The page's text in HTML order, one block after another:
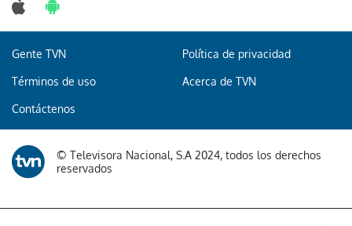
Gente TVN Política de privacidad
Términos de uso Acerca de TVN
Contáctenos
© Televisora Nacional, S.A 2024, todos los derechos
reservados